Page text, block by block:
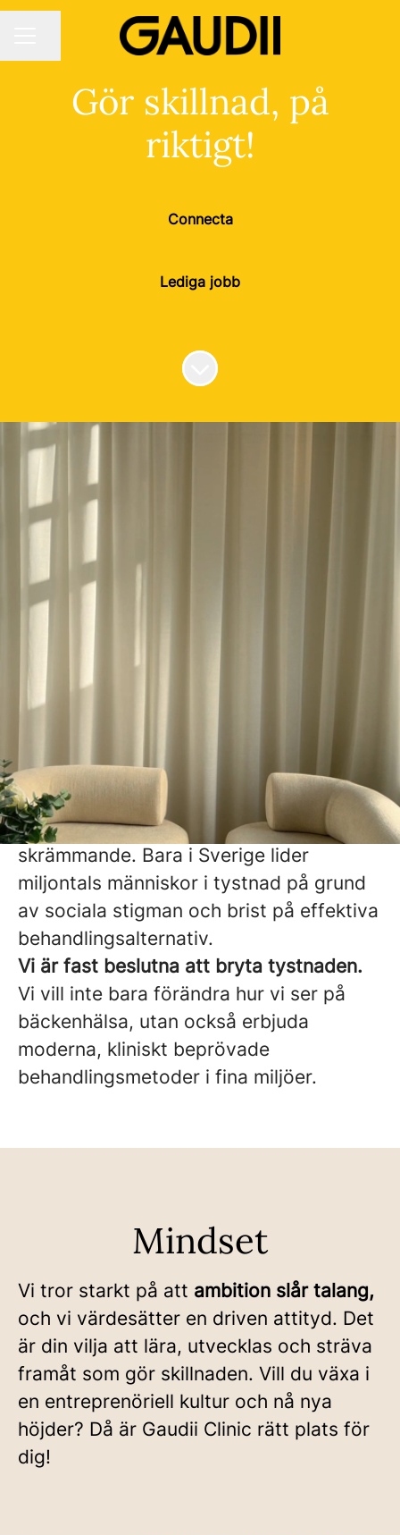
Gör skillnad, på
riktigt!
Connecta
Lediga jobb
Skrolla för mer innehåll
att synliggöra, förbättra och främja
bäckenhälsa, ett av de mest utbredda
men ofta ignorerade folkhälsoproblemen
En försvagad muskulatur i
bäckenbotten innebär en ökad risk för
besvär som inkontinens, tyngdkänsla
och erektil dysfunktion. Trots detta är
kunskapen om bäckenbotten
skrämmande. Bara i Sverige lider
miljontals människor i tystnad på grund
av sociala stigman och brist på effektiva
behandlingsalternativ.
Vi är fast beslutna att bryta tystnaden.
Vi vill inte bara förändra hur vi ser på
bäckenhälsa, utan också erbjuda
moderna, kliniskt beprövade
behandlingsmetoder i fina miljöer.
Mindset
Vi tror starkt på att ambition slår talang,
och vi värdesätter en driven attityd. Det
är din vilja att lära, utvecklas och sträva
framåt som gör skillnaden. Vill du växa i
en entreprenöriell kultur och nå nya
höjder? Då är Gaudii Clinic rätt plats för
dig!